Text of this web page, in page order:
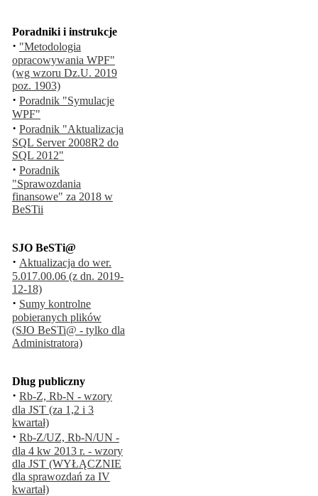
Poradniki i instrukcje
· "Metodologia
opracowywania WPF"
(wg wzoru Dz.U. 2019
poz. 1903)
· Poradnik "Symulacje
WPF"
· Poradnik "Aktualizacja
SQL Server 2008R2 do
SQL 2012"
· Poradnik
"Sprawozdania
finansowe" za 2018 w
BeSTii
SJO BeSTi@
· Aktualizacja do wer.
5.017.00.06 (z dn. 2019-
12-18)
· Sumy kontrolne
pobieranych plików
(SJO BeSTi@ - tylko dla
Administratora)
Dług publiczny
· Rb-Z, Rb-N - wzory
dla JST (za 1,2 i 3
kwartał)
· Rb-Z/UZ, Rb-N/UN -
dla 4 kw 2013 r. - wzory
dla JST (WYŁĄCZNIE
dla sprawozdań za IV
kwartał)